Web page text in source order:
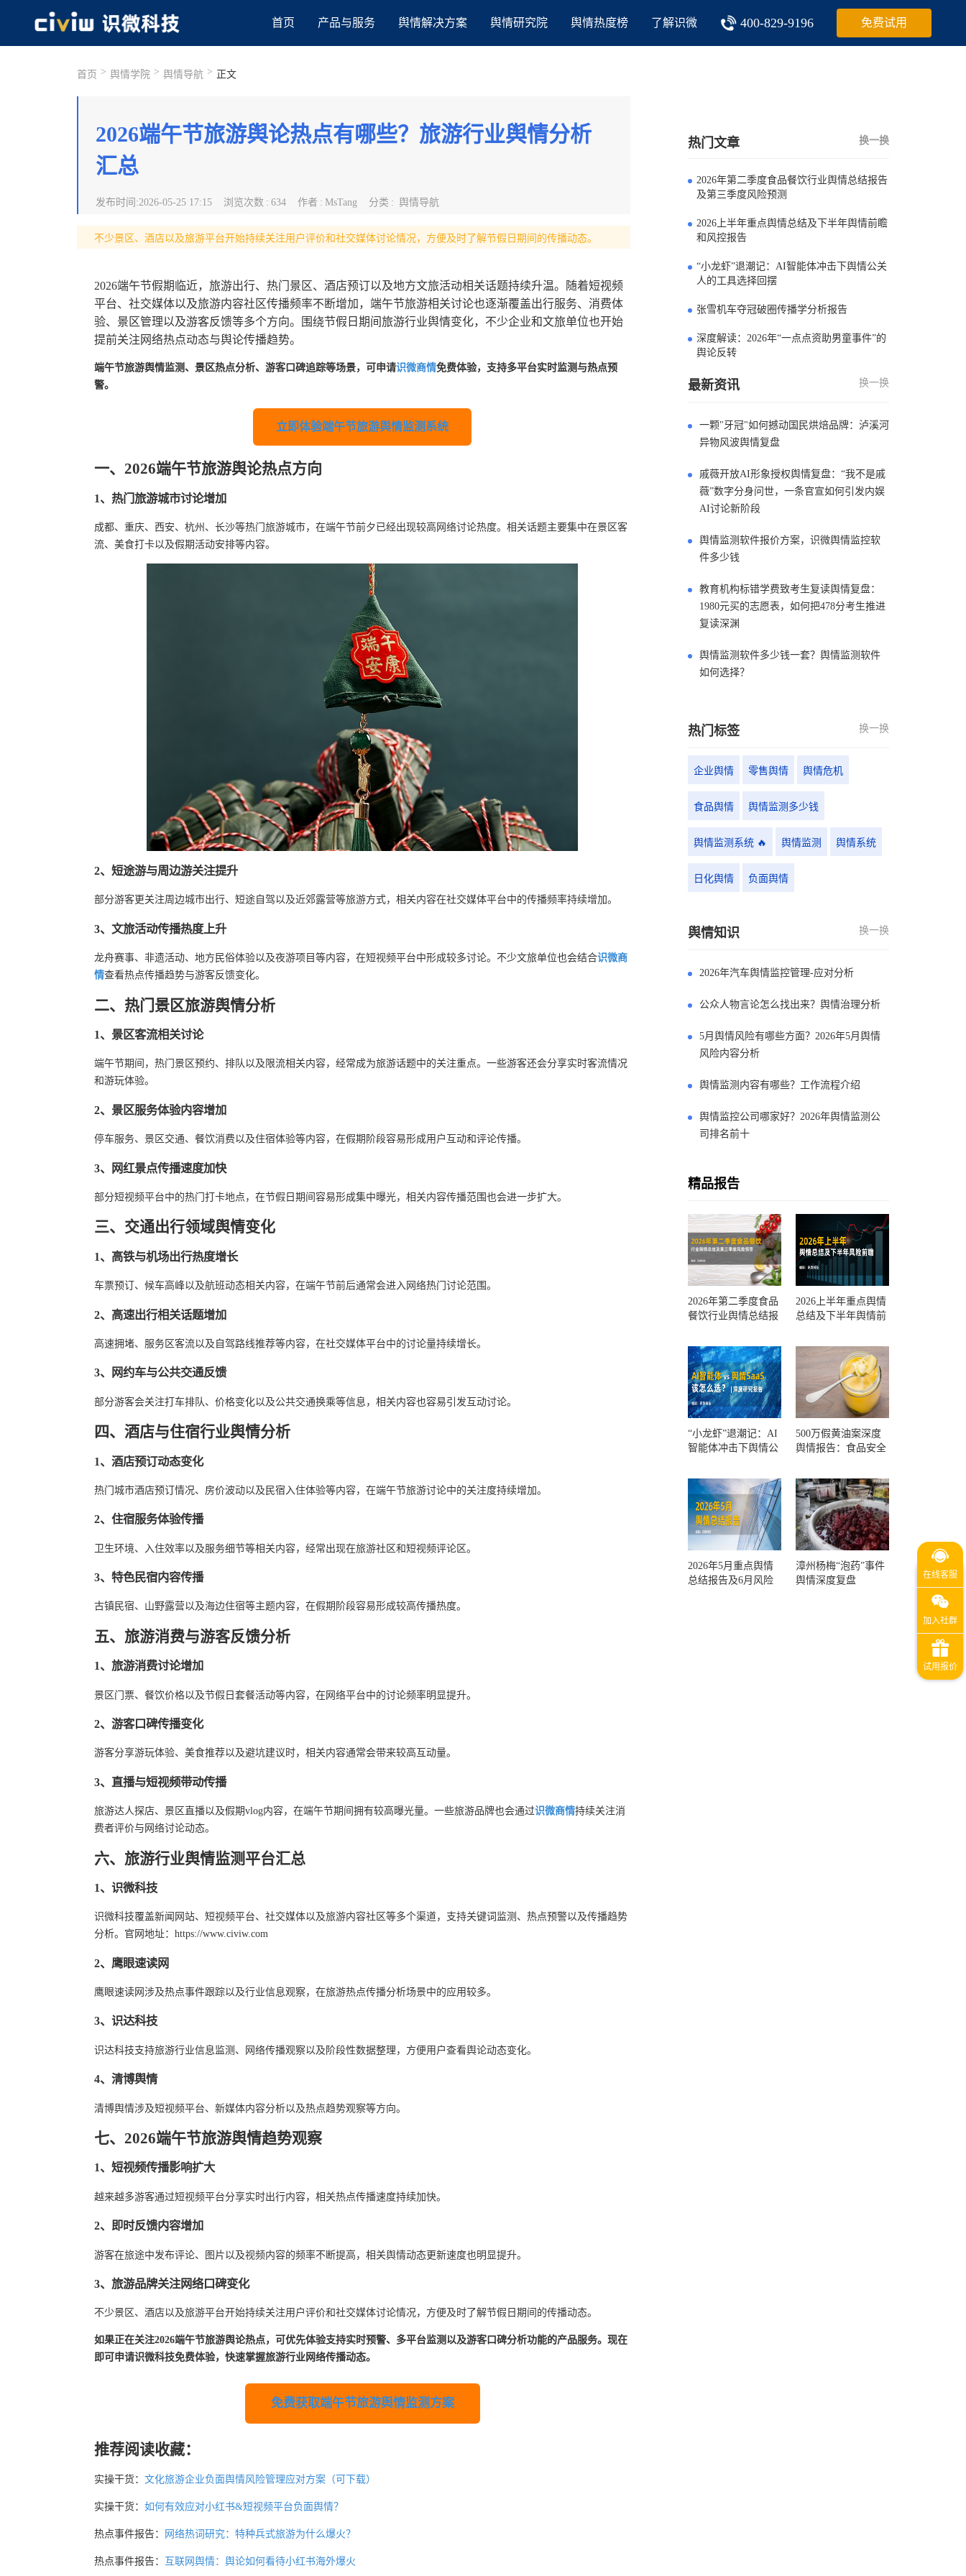
首页 产品与服务 舆情解决方案 舆情研究院 舆情热度榜 了解识微 400-829-9196 免费试用
首页 > 舆情学院 > 舆情导航 > 正文
2026端午节旅游舆论热点有哪些？旅游行业舆情分析
汇总
发布时间 :2026-05-25 17:15 浏览次数 : 634 作者 : MsTang 分类 : 舆情导航
不少景区、酒店以及旅游平台开始持续关注用户评价和社交媒体讨论情况，方便及时了解节假日期间的传播动态。
2026端午节假期临近，旅游出行、热门景区、酒店预订以及地方文旅活动相关话题持续升温。随着短视频
平台、社交媒体以及旅游内容社区传播频率不断增加，端午节旅游相关讨论也逐渐覆盖出行服务、消费体
验、景区管理以及游客反馈等多个方向。围绕节假日期间旅游行业舆情变化，不少企业和文旅单位也开始
提前关注网络热点动态与舆论传播趋势。
端午节旅游舆情监测、景区热点分析、游客口碑追踪等场景，可申请识微商情免费体验，支持多平台实时监测与热点预
警。
立即体验端午节旅游舆情监测系统
一、2026端午节旅游舆论热点方向
1、热门旅游城市讨论增加
成都、重庆、西安、杭州、长沙等热门旅游城市，在端午节前夕已经出现较高网络讨论热度。相关话题主要集中在景区客
流、美食打卡以及假期活动安排等内容。
2、短途游与周边游关注提升
部分游客更关注周边城市出行、短途自驾以及近郊露营等旅游方式，相关内容在社交媒体平台中的传播频率持续增加。
3、文旅活动传播热度上升
龙舟赛事、非遗活动、地方民俗体验以及夜游项目等内容，在短视频平台中形成较多讨论。不少文旅单位也会结合识微商
情查看热点传播趋势与游客反馈变化。
二、热门景区旅游舆情分析
1、景区客流相关讨论
端午节期间，热门景区预约、排队以及限流相关内容，经常成为旅游话题中的关注重点。一些游客还会分享实时客流情况
和游玩体验。
2、景区服务体验内容增加
停车服务、景区交通、餐饮消费以及住宿体验等内容，在假期阶段容易形成用户互动和评论传播。
3、网红景点传播速度加快
部分短视频平台中的热门打卡地点，在节假日期间容易形成集中曝光，相关内容传播范围也会进一步扩大。
三、交通出行领域舆情变化
1、高铁与机场出行热度增长
车票预订、候车高峰以及航班动态相关内容，在端午节前后通常会进入网络热门讨论范围。
2、高速出行相关话题增加
高速拥堵、服务区客流以及自驾路线推荐等内容，在社交媒体平台中的讨论量持续增长。
3、网约车与公共交通反馈
部分游客会关注打车排队、价格变化以及公共交通换乘等信息，相关内容也容易引发互动讨论。
四、酒店与住宿行业舆情分析
1、酒店预订动态变化
热门城市酒店预订情况、房价波动以及民宿入住体验等内容，在端午节旅游讨论中的关注度持续增加。
2、住宿服务体验传播
卫生环境、入住效率以及服务细节等相关内容，经常出现在旅游社区和短视频评论区。
3、特色民宿内容传播
古镇民宿、山野露营以及海边住宿等主题内容，在假期阶段容易形成较高传播热度。
五、旅游消费与游客反馈分析
1、旅游消费讨论增加
景区门票、餐饮价格以及节假日套餐活动等内容，在网络平台中的讨论频率明显提升。
2、游客口碑传播变化
游客分享游玩体验、美食推荐以及避坑建议时，相关内容通常会带来较高互动量。
3、直播与短视频带动传播
旅游达人探店、景区直播以及假期vlog内容，在端午节期间拥有较高曝光量。一些旅游品牌也会通过识微商情持续关注消
费者评价与网络讨论动态。
六、旅游行业舆情监测平台汇总
1、识微科技
识微科技覆盖新闻网站、短视频平台、社交媒体以及旅游内容社区等多个渠道，支持关键词监测、热点预警以及传播趋势
分析。官网地址：https://www.civiw.com
2、鹰眼速读网
鹰眼速读网涉及热点事件跟踪以及行业信息观察，在旅游热点传播分析场景中的应用较多。
3、识达科技
识达科技支持旅游行业信息监测、网络传播观察以及阶段性数据整理，方便用户查看舆论动态变化。
4、清博舆情
清博舆情涉及短视频平台、新媒体内容分析以及热点趋势观察等方向。
七、2026端午节旅游舆情趋势观察
1、短视频传播影响扩大
越来越多游客通过短视频平台分享实时出行内容，相关热点传播速度持续加快。
2、即时反馈内容增加
游客在旅途中发布评论、图片以及视频内容的频率不断提高，相关舆情动态更新速度也明显提升。
3、旅游品牌关注网络口碑变化
不少景区、酒店以及旅游平台开始持续关注用户评价和社交媒体讨论情况，方便及时了解节假日期间的传播动态。
如果正在关注2026端午节旅游舆论热点，可优先体验支持实时预警、多平台监测以及游客口碑分析功能的产品服务。现在
即可申请识微科技免费体验，快速掌握旅游行业网络传播动态。
免费获取端午节旅游舆情监测方案
推荐阅读收藏：
实操干货： 文化旅游企业负面舆情风险管理应对方案（可下载）
实操干货： 如何有效应对小红书&短视频平台负面舆情？
热点事件报告： 网络热词研究：特种兵式旅游为什么爆火？
热点事件报告： 互联网舆情：舆论如何看待小红书海外爆火
热门文章 换一换
2026年第二季度食品餐饮行业舆情总结报告
及第三季度风险预测
2026上半年重点舆情总结及下半年舆情前瞻
和风控报告
“小龙虾”退潮记：AI智能体冲击下舆情公关
人的工具选择回摆
张雪机车夺冠破圈传播学分析报告
深度解读：2026年“一点点资助男童事件”的
舆论反转
最新资讯 换一换
一颗"牙冠"如何撼动国民烘焙品牌：泸溪河
异物风波舆情复盘
戚薇开放AI形象授权舆情复盘：“我不是戚
薇”数字分身问世，一条官宣如何引发内娱
AI讨论新阶段
舆情监测软件报价方案，识微舆情监控软
件多少钱
教育机构标错学费致考生复读舆情复盘：
1980元买的志愿表，如何把478分考生推进
复读深渊
舆情监测软件多少钱一套？舆情监测软件
如何选择？
热门标签 换一换
企业舆情 零售舆情 舆情危机
食品舆情 舆情监测多少钱
舆情监测系统 🔥 舆情监测 舆情系统
日化舆情 负面舆情
舆情知识 换一换
2026年汽车舆情监控管理-应对分析
公众人物言论怎么找出来？舆情治理分析
5月舆情风险有哪些方面？2026年5月舆情
风险内容分析
舆情监测内容有哪些？工作流程介绍
舆情监控公司哪家好？2026年舆情监测公
司排名前十
精品报告
2026年第二季度食品
餐饮行业舆情总结报
测
2026上半年重点舆情
总结及下半年舆情前
“小龙虾”退潮记：AI
智能体冲击下舆情公
500万假黄油案深度
舆情报告：食品安全
一环？
2026年5月重点舆情
总结报告及6月风险
漳州杨梅“泡药”事件
舆情深度复盘